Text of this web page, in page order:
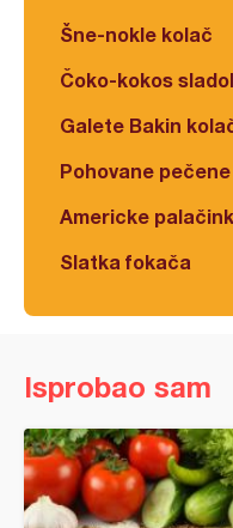
Šne-nokle kolač
Čoko-kokos
Galete Bakin
Pohovane
Americke
Slatka fokača
Isprobao sam